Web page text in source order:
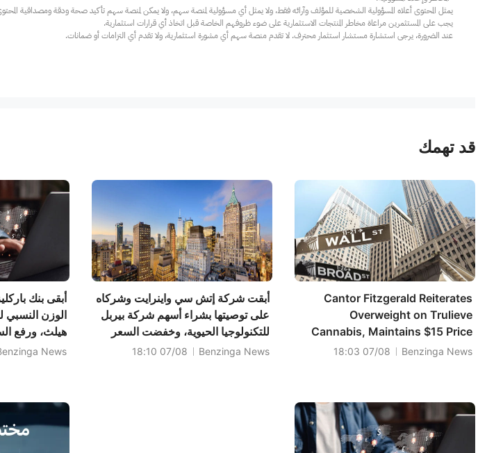
عند الضرورة، يرجى استشارة مستشار استثمار محترف. لا تقدم منصة سهم أي مشورة استثمارية، ولا تقدم أي التزامات أو ضمانات.
قد تهمك
Cantor Fitzgerald Reiterates
Overweight on Trulieve
Cannabis, Maintains $15 Price
Target
Benzinga News
07/08 18:03
أبقت شركة إتش سي واينرايت وشركاه
على توصيتها بشراء أسهم شركة بيربل
للتكنولوجيا الحيوية، وخفضت السعر
المستهدف إلى 17 دولارًا.
Benzinga News
07/08 18:10
أبقى بنك
الوزن
دولارًا.
News